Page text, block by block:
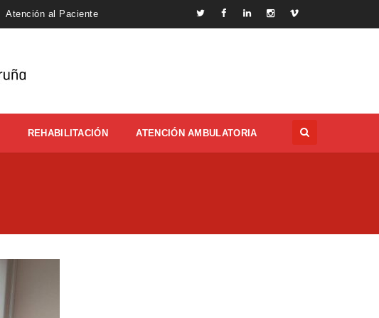
Atención al Paciente
REHABILITACIÓN ATENCIÓN AMBULATORIA